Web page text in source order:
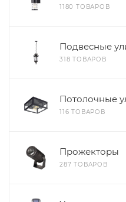
1180 ТОВАРОВ
Подвесные
318 ТОВАРОВ
Потолочные
116 ТОВАРОВ
Прожекторы
287 ТОВАРОВ